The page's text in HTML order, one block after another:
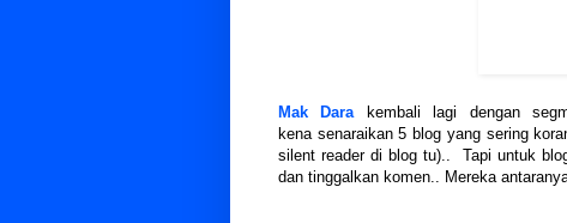
Mak Dara kembali lagi dengan
kena senaraikan 5 blog yang sering
silent reader di blog tu).. Tapi untuk
dan tinggalkan komen.. Mereka